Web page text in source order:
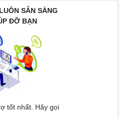
SẴN SÀNG
ĐỠ BẠN
tốt nhất. Hãy gọi